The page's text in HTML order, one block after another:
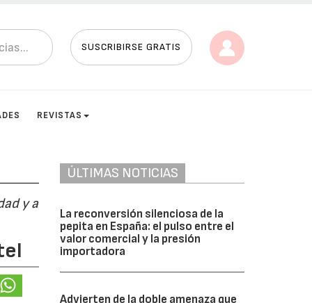
SUSCRIBIRSE GRATIS
REVISTAS
y a
ÚLTIMAS NOTICIAS
La reconversión silenciosa de la
pepita en España: el pulso entre el
valor comercial y la presión
importadora
Advierten de la doble amenaza que